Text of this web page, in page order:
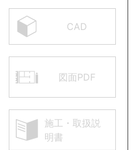
CAD
図面PDF
施工・取扱説
明書